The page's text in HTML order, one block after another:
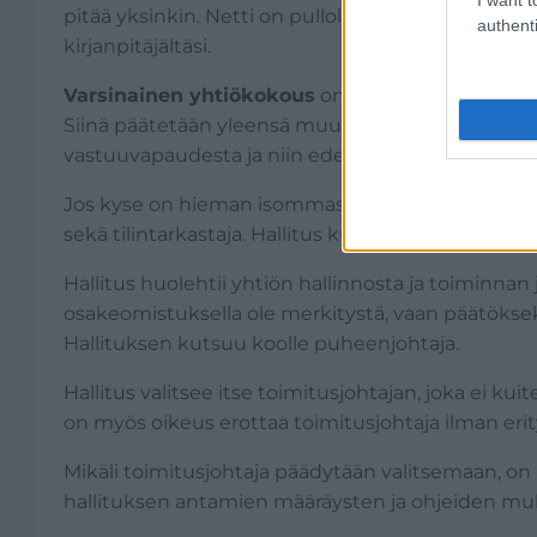
pitää yksinkin. Netti on pullollaan erilaisia
kirjanpitäjältäsi.
Varsinainen yhtiökokous on pidettävä kuuden
Siinä päätetään yleensä muun muassa
vastuuvapaudesta ja niin edelleen.
Jos kyse on hieman isommasta yrityksestä,
sekä tilintarkastaja. Hallitus kutsuu
Hallitus huolehtii yhtiön hallinnosta ja toiminnan
osakeomistuksella ole merkitystä, vaan
Hallituksen kutsuu koolle puheenjohtaja.
Hallitus valitsee itse toimitusjohtajan, joka ei
on myös oikeus erottaa toimitusjohtaja ilman
Mikäli toimitusjohtaja päädytään valitsemaan,
hallituksen antamien määräysten ja ohjeiden